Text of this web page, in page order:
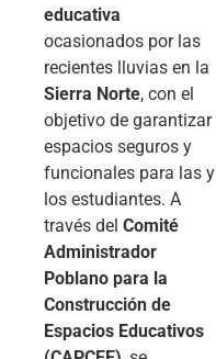
educativa
ocasionados por las
recientes lluvias en la
Sierra Norte, con el
objetivo de garantizar
espacios seguros y
funcionales para las y
los estudiantes. A
través del Comité
Administrador
Poblano para la
Construcción de
Espacios Educativos